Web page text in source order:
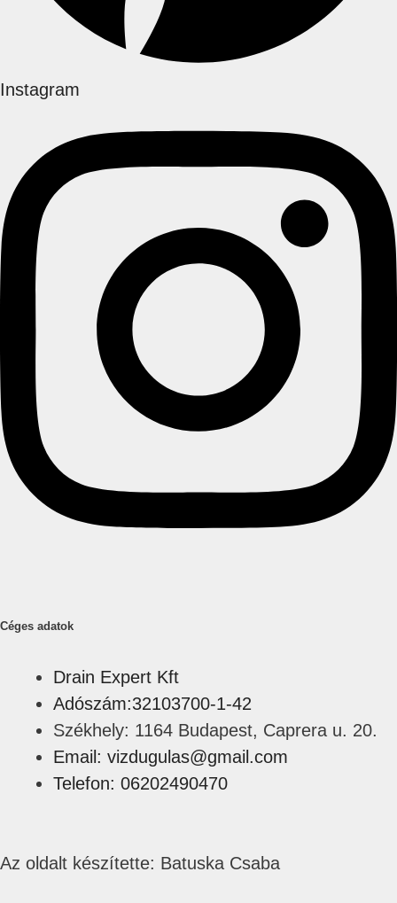
Instagram
Céges adatok
Drain Expert Kft
Adószám:32103700-1-42
Székhely: 1164 Budapest, Caprera u. 20.
Email: vizdugulas@gmail.com
Telefon: 06202490470
Az oldalt készítette: Batuska Csaba